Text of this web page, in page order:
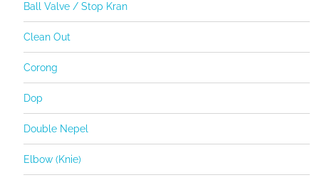
Ball Valve / Stop Kran
Clean Out
Corong
Dop
Double Nepel
Elbow (Knie)